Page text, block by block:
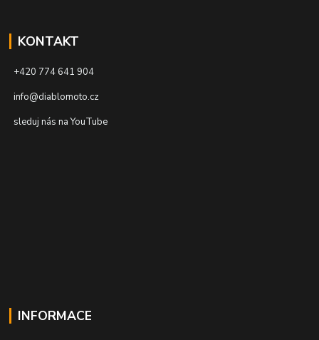
KONTAKT
+420 774 641 904
info@diablomoto.cz
sleduj nás na YouTube
INFORMACE